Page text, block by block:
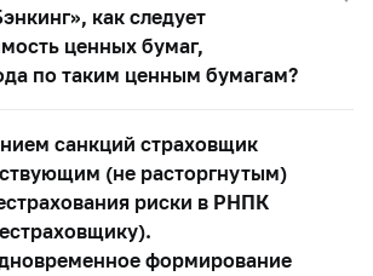
как следует
ценных бумаг,
по таким ценным бумагам?
санкций страховщик
(не расторгнутым)
риски в РНПК
формирование